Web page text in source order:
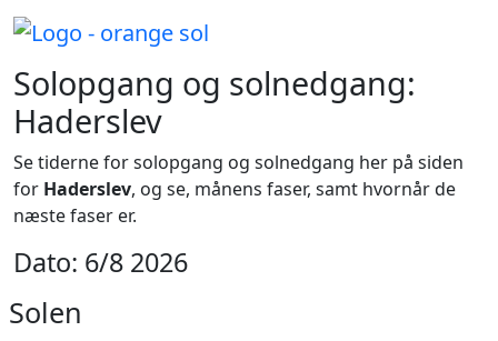
Solopgang og solnedgang:
Haderslev
Se tiderne for solopgang og solnedgang her på siden
for Haderslev, og se, månens faser, samt hvornår de
næste faser er.
Dato: 6/8 2026
Solen